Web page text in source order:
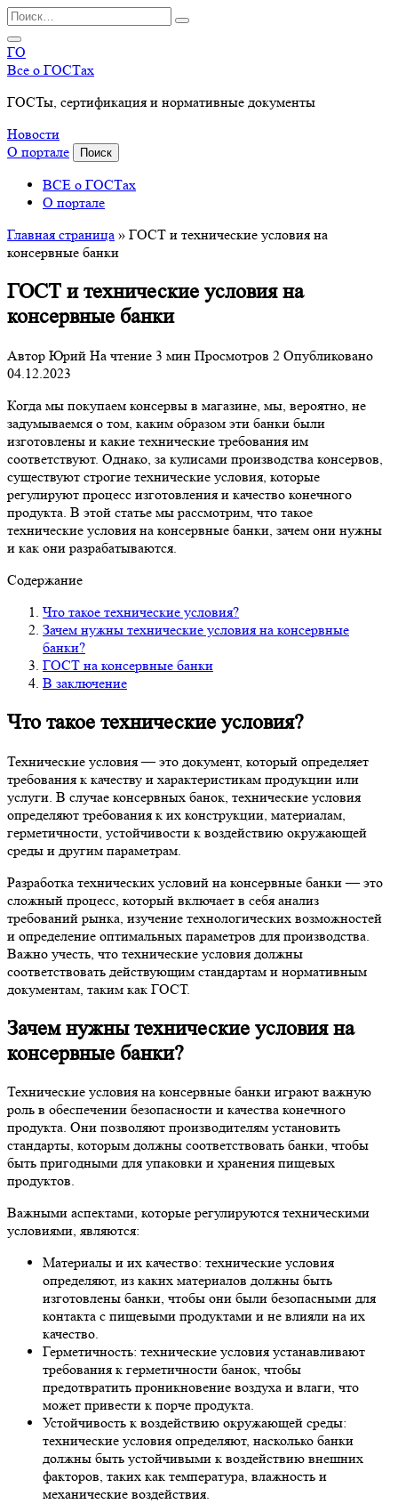
Перейти
к
содержанию
Search
for:
ГО
Все о ГОСТах
ГОСТы, сертификация и нормативные документы
Новости
О портале
Поиск
ВСЕ о ГОСТах
О портале
Главная страница » ГОСТ и технические условия на
консервные банки
ГОСТ и технические условия на
консервные банки
Автор Юрий На чтение 3 мин Просмотров 2 Опубликовано
04.12.2023
Когда мы покупаем консервы в магазине, мы, вероятно, не
задумываемся о том, каким образом эти банки были
изготовлены и какие технические требования им
соответствуют. Однако, за кулисами производства консервов,
существуют строгие технические условия, которые
регулируют процесс изготовления и качество конечного
продукта. В этой статье мы рассмотрим, что такое
технические условия на консервные банки, зачем они нужны
и как они разрабатываются.
Содержание
Что такое технические условия?
Зачем нужны технические условия на консервные
банки?
ГОСТ на консервные банки
В заключение
Что такое технические условия?
Технические условия — это документ, который определяет
требования к качеству и характеристикам продукции или
услуги. В случае консервных банок, технические условия
определяют требования к их конструкции, материалам,
герметичности, устойчивости к воздействию окружающей
среды и другим параметрам.
Разработка технических условий на консервные банки — это
сложный процесс, который включает в себя анализ
требований рынка, изучение технологических возможностей
и определение оптимальных параметров для производства.
Важно учесть, что технические условия должны
соответствовать действующим стандартам и нормативным
документам, таким как ГОСТ.
Зачем нужны технические условия на
консервные банки?
Технические условия на консервные банки играют важную
роль в обеспечении безопасности и качества конечного
продукта. Они позволяют производителям установить
стандарты, которым должны соответствовать банки, чтобы
быть пригодными для упаковки и хранения пищевых
продуктов.
Важными аспектами, которые регулируются техническими
условиями, являются:
Материалы и их качество: технические условия
определяют, из каких материалов должны быть
изготовлены банки, чтобы они были безопасными для
контакта с пищевыми продуктами и не влияли на их
качество.
Герметичность: технические условия устанавливают
требования к герметичности банок, чтобы
предотвратить проникновение воздуха и влаги, что
может привести к порче продукта.
Устойчивость к воздействию окружающей среды:
технические условия определяют, насколько банки
должны быть устойчивыми к воздействию внешних
факторов, таких как температура, влажность и
механические воздействия.